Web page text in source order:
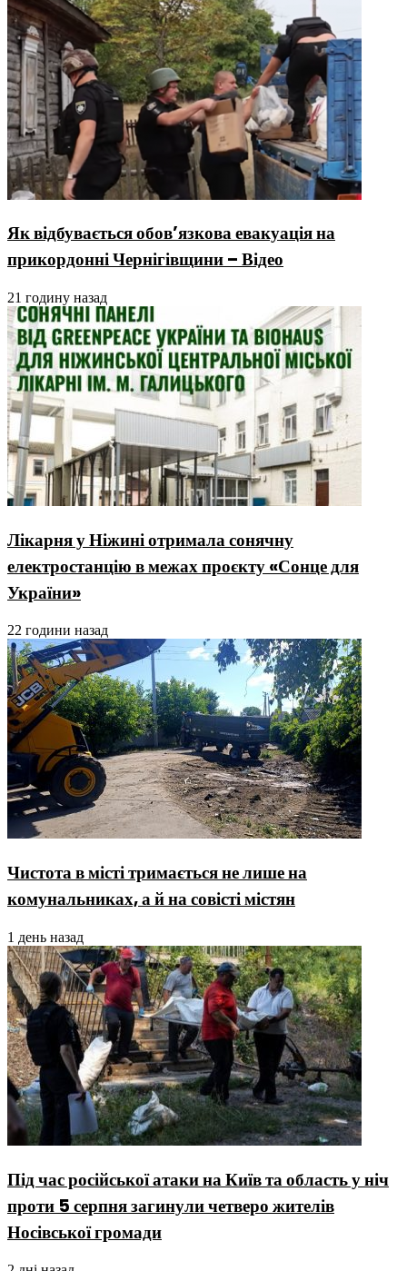
Як відбувається обов’язкова евакуація на
прикордонні Чернігівщини – Відео
21 годину назад
Лікарня у Ніжині отримала сонячну
електростанцію в межах проєкту «Сонце для
України»
22 години назад
Чистота в місті тримається не лише на
комунальниках, а й на совісті містян
1 день назад
Під час російської атаки на Київ та область у ніч
проти 5 серпня загинули четверо жителів
Носівської громади